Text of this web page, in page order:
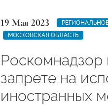
19 Мая 2023
МОСКОВСКАЯ ОБЛАСТЬ
запрете на
иностранных